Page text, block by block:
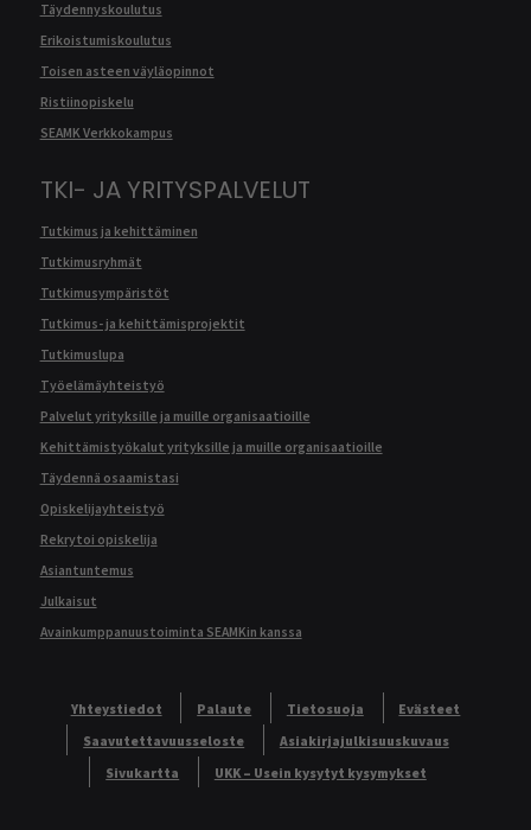
Täydennyskoulutus
Erikoistumiskoulutus
Toisen asteen väyläopinnot
Ristiinopiskelu
SEAMK Verkkokampus
TKI- JA YRITYSPALVELUT
Tutkimus ja kehittäminen
Tutkimusryhmät
Tutkimusympäristöt
Tutkimus- ja kehittämisprojektit
Tutkimuslupa
Työelämäyhteistyö
Palvelut yrityksille ja muille organisaatioille
Kehittämistyökalut yrityksille ja muille organisaatioille
Täydennä osaamistasi
Opiskelijayhteistyö
Rekrytoi opiskelija
Asiantuntemus
Julkaisut
Avainkumppanuustoiminta SEAMKin kanssa
Yhteystiedot Palaute Tietosuoja
Evästeet
Saavutettavuusseloste
Asiakirjajulkisuuskuvaus
Sivukartta
UKK – Usein kysytyt kysymykset